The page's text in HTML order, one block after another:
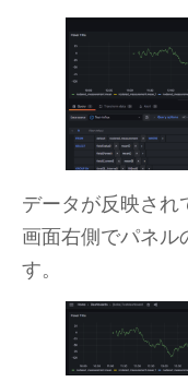
データが反映され
画面右側でパネル
す。